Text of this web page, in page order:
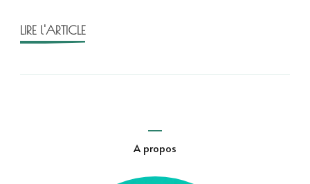
LIRE l'ARTICLE
A propos